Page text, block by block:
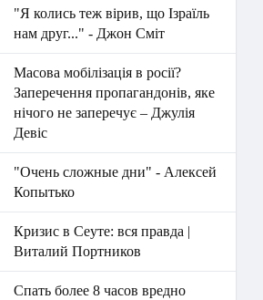
"Я колись теж вірив, що Ізраїль
нам друг..." - Джон Сміт
Масова мобілізація в росії?
Заперечення пропагандонів, яке
нічого не заперечує – Джулія
Девіс
"Очень сложные дни" - Алексей
Копытько
Кризис в Сеуте: вся правда |
Виталий Портников
Спать более 8 часов вредно